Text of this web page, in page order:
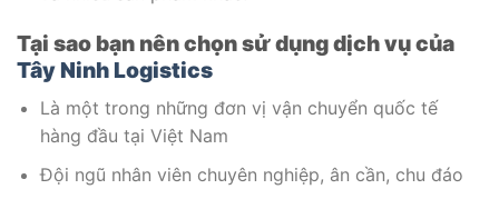
Tại sao bạn nên chọn sử dụng dịch vụ của
Tây Ninh Logistics
Là một trong những đơn vị vận chuyển quốc tế
hàng đầu tại Việt Nam
Đội ngũ nhân viên chuyên nghiệp, ân cần, chu đáo